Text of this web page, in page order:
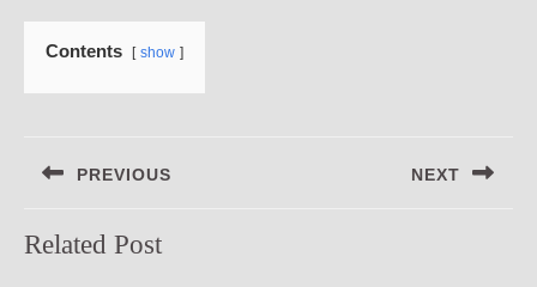
Contents show
pos
PREVIOUS
post:
NEXT
Related Post